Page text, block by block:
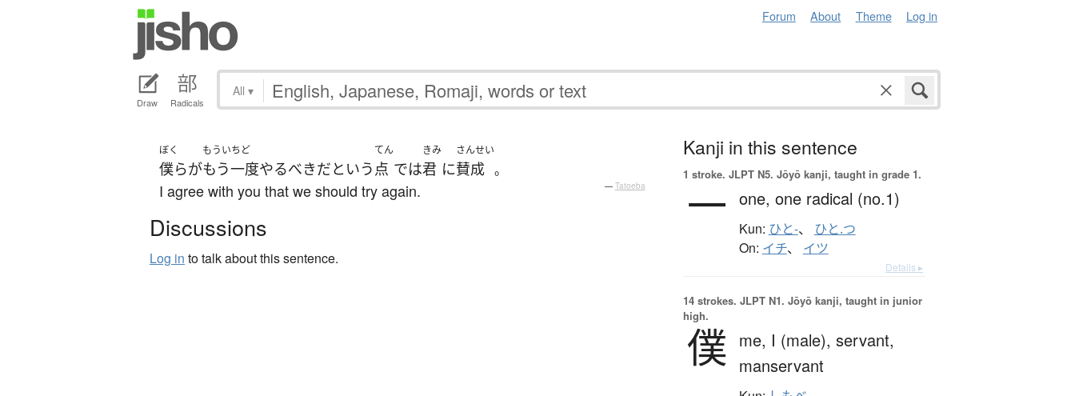
Forum About Theme Log in
Draw Radicals
All ▾
ぼく
僕らが
もういちど
もう一度やるべきだという
てん
点 では
きみ
君 に
さんせい
賛成 。
I agree with you that we should try again. — Tatoeba
Discussions
Log in to talk about this sentence.
Kanji in this sentence
1 stroke. JLPT N5. Jōyō kanji, taught in grade 1.
一 one, one radical (no.1)
Kun: ひと-、 ひと.つ
On: イチ、 イツ
Details ▸
14 strokes. JLPT N1. Jōyō kanji, taught in junior
high.
僕 me, I (male), servant,
manservant